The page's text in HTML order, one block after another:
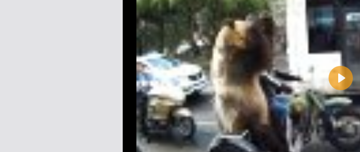
Play
Name:
E-Mail-Adresse (optional):
Kommentar: